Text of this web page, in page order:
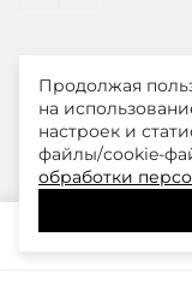
15 300₽
© ООО "ЛиМ
Smith&Soul –
в себе женщин
Продолжая
на
настроек и
файлы/cookie-
обработки